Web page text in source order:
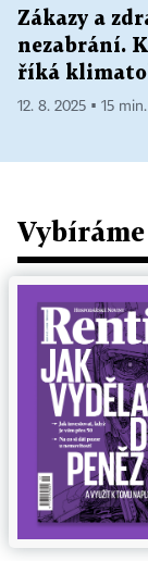
Zákazy a
nezabrání.
říká
12. 8. 2025 ▪ 15
JAN
Hledá se
majákem
Před několika
přihnalo obří
blikajícím
4. 8. 2026 ▪ 6